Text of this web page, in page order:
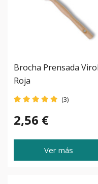
Brocha Prensada
Roja
(3)
2,56 €
Ver más